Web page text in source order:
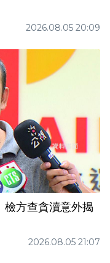
2026.08.05 20:09
方查貪瀆意外揭
2026.08.05 21:07